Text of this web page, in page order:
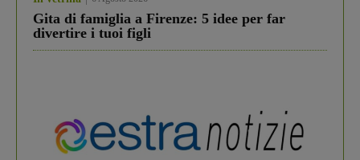
Gita di famiglia a Firenze: 5 idee per far
divertire i tuoi figli